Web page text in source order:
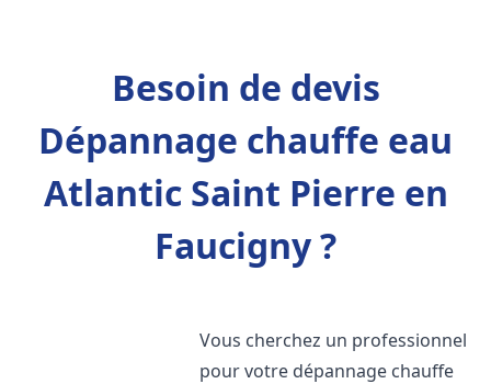
Besoin de devis
Dépannage chauffe eau
Atlantic Saint Pierre en
Faucigny ?
Vous cherchez un professionnel
pour votre dépannage chauffe